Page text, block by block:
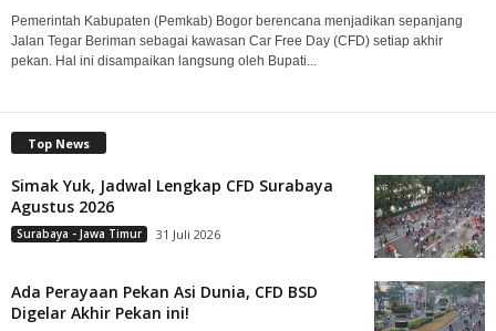
Pemerintah Kabupaten (Pemkab) Bogor berencana menjadikan sepanjang
Jalan Tegar Beriman sebagai kawasan Car Free Day (CFD) setiap akhir
pekan. Hal ini disampaikan langsung oleh Bupati...
Top News
Simak Yuk, Jadwal Lengkap CFD Surabaya
Agustus 2026
Surabaya - Jawa Timur 31 Juli 2026
Ada Perayaan Pekan Asi Dunia, CFD BSD
Digelar Akhir Pekan ini!